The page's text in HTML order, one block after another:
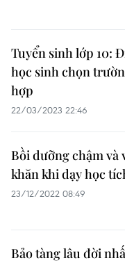
Tuyển sinh lớp 10:
học sinh chọn
hợp
22/03/2023 22:46
Bồi dưỡng chậm và
khăn khi dạy học
23/12/2022 08:49
Bảo tàng lâu đời